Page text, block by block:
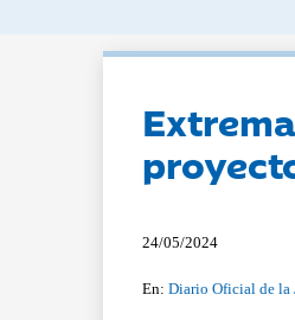
24/05/2024
En:Diario Oficial de la